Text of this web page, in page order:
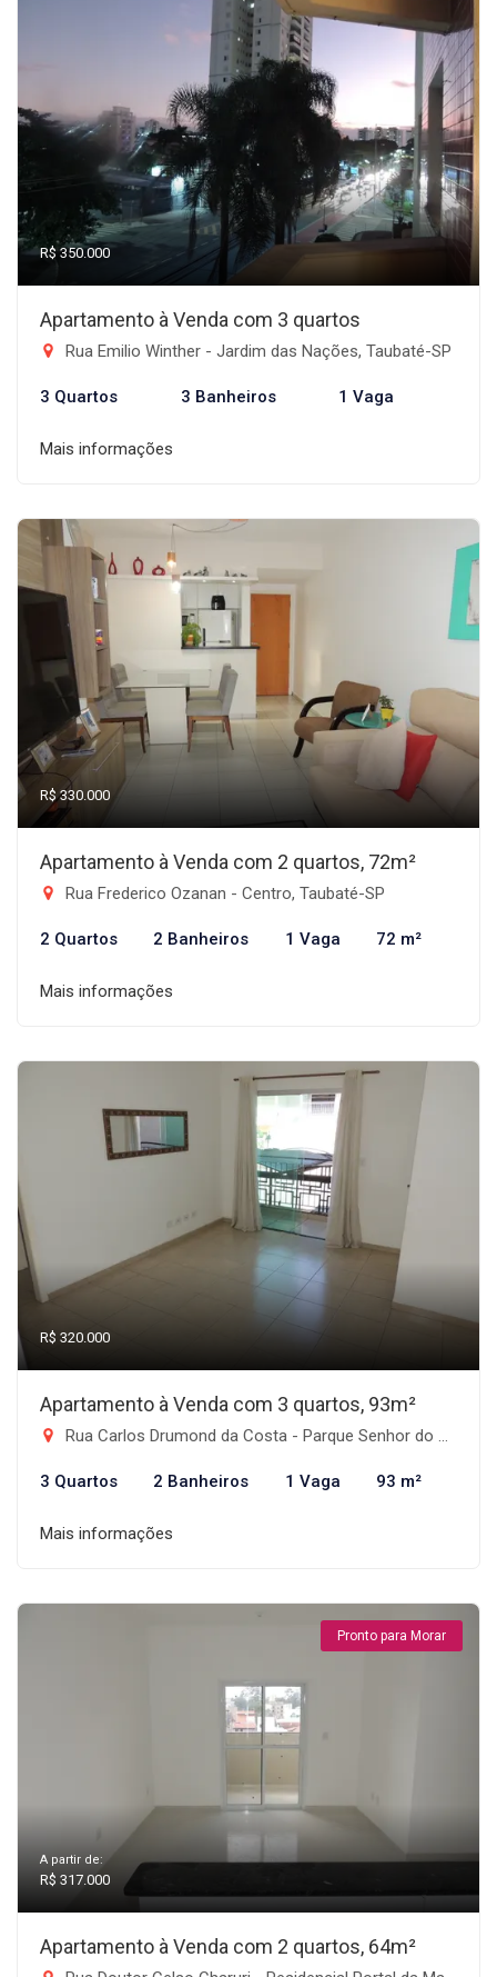
R$ 350.000
Apartamento à Venda com 3 quartos
Rua Emilio Winther - Jardim das Nações, Taubaté-SP
3 Quartos 3 Banheiros 1 Vaga
Mais informações
R$ 330.000
Apartamento à Venda com 2 quartos, 72m²
Rua Frederico Ozanan - Centro, Taubaté-SP
2 Quartos 2 Banheiros 1 Vaga 72 m²
Mais informações
R$ 320.000
Apartamento à Venda com 3 quartos, 93m²
Rua Carlos Drumond da Costa - Parque Senhor do Bonfim, Taubaté-SP
3 Quartos 2 Banheiros 1 Vaga 93 m²
Mais informações
Pronto para Morar
A partir de:
R$ 317.000
Apartamento à Venda com 2 quartos, 64m²